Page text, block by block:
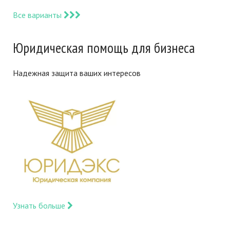
Все варианты
Юридическая помощь для бизнеса
Надежная защита ваших интересов
Узнать больше